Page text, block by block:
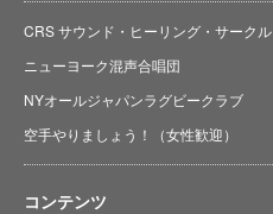
CRS サウンド・ヒーリング・サークル
ニューヨーク混声合唱団
NYオールジャパンラグビークラブ
空手やりましょう！（女性歓迎）
コンテンツ